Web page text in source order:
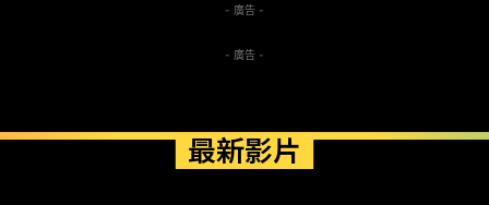
- 廣告 -
- 廣告 -
最新影片